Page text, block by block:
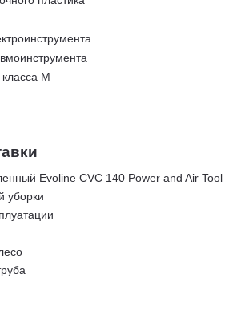
M
Evoline CVC 140 Power and Air Tool
уборки